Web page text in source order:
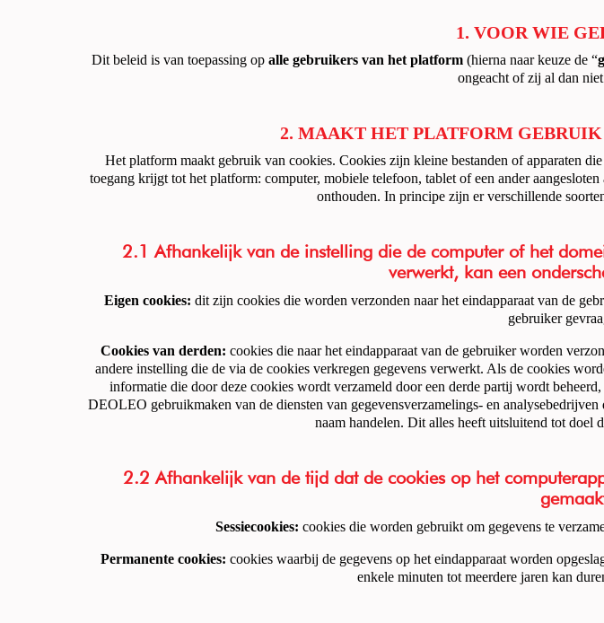
1. VOOR WIE
Dit beleid is van toepassing op alle gebruikers van het platform(hierna naar keuze de “
ongeacht of zij al dan
2. MAAKT HET PLATFORM
Het platform maakt gebruik van cookies. Cookies zijn kleine bestanden of apparaten
toegang krijgt tot het platform: computer, mobiele telefoon, tablet of een ander
onthouden. In principe zijn er verschillende
2.1 Afhankelijk van de instelling die de computer of het
verwerkt, kan een
Eigen cookies: dit zijn cookies die worden verzonden naar het eindapparaat van de
gebruiker
Cookies van derden: cookies die naar het eindapparaat van de gebruiker worden
andere instelling die de via de cookies verkregen gegevens verwerkt. Als de cookies
informatie die door deze cookies wordt verzameld door een derde partij wordt
DEOLEO gebruikmaken van de diensten van gegevensverzamelings- en
naam handelen. Dit alles heeft uitsluitend tot doel
2.2 Afhankelijk van de tijd dat de cookies op het
Sessiecookies: cookies die worden gebruikt om gegevens te
Permanente cookies: cookies waarbij de gegevens op het eindapparaat worden
enkele minuten tot meerdere jaren kan